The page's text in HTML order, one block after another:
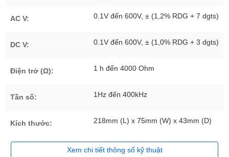
AC V: 0.1V đến 600V, ± (1,2% RDG + 7 dgts)
DC V: 0.1V đến 600V, ± (1,0% RDG + 3 dgts)
Điện trở (Ω): 1 h đến 4000 Ohm
Tần số: 1Hz đến 400kHz
Kích thước: 218mm (L) x 75mm (W) x 43mm (D)
Xem chi tiết thông số kỹ thuật